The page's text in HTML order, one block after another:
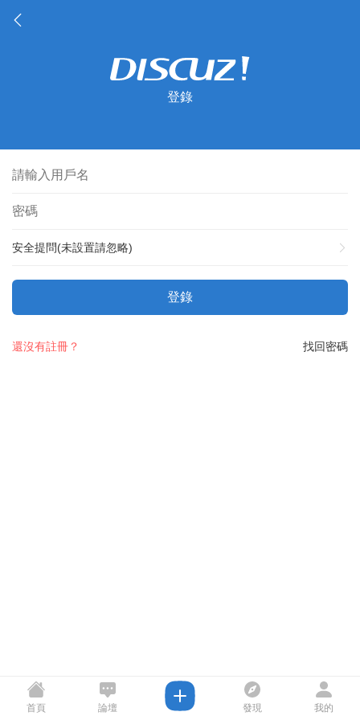
登錄
安全提問(未設置請忽略)
登錄
找回密碼
還沒有註冊？
首頁 論壇 發現 我的